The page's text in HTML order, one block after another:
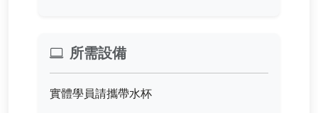
所需設備
實體學員請攜帶水杯